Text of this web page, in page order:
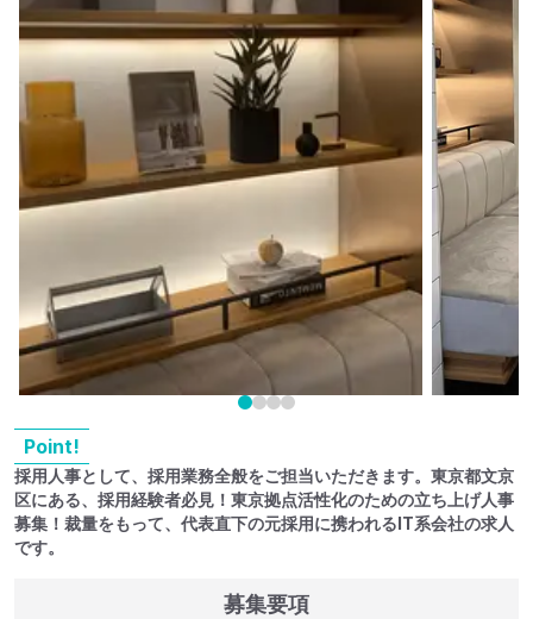
Point!
採用人事として、採用業務全般をご担当いただきます。東京都文京
区にある、採用経験者必見！東京拠点活性化のための立ち上げ人事
募集！裁量をもって、代表直下の元採用に携われるIT系会社の求人
です。
募集要項